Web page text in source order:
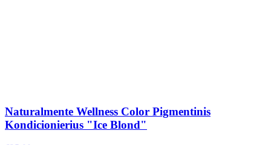
Naturalmente Wellness Color Pigmentinis
Kondicionierius "Ice Blond"